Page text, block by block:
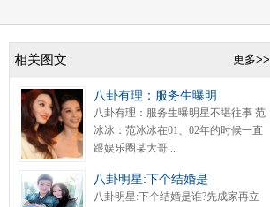
更多>>
相关图文
八卦有理：服务生曝明
八卦有理：服务生曝明星不堪往事 范
冰冰：范冰冰在01、02年的时候一直
跟娱乐圈某大哥...
八卦明星:下个结婚是
八卦明星:下个结婚是谁?先成家再立